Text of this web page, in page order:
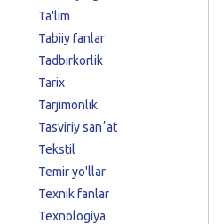
Ta'lim
Tabiiy fanlar
Tadbirkorlik
Tarix
Tarjimonlik
Tasviriy sanʼat
Tekstil
Temir yo'llar
Texnik fanlar
Texnologiya